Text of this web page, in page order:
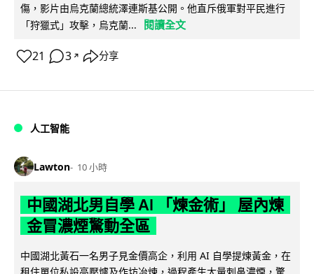
傷，影片由烏克蘭總統澤連斯基公開。他直斥俄軍對平民進行
「狩獵式」攻擊，烏克蘭...
閱讀全文
21 3 ↗ 分享
人工智能
Lawton 10 小時
中國湖北男自學 AI 「煉金術」 屋內煉
金冒濃煙驚動全區
中國湖北黃石一名男子見金價高企，利用 AI 自學提煉黃金，在